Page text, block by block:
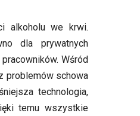
alkoholu we krwi.
dla prywatnych
Wśród
problemów schowa
technologia,
temu wszystkie